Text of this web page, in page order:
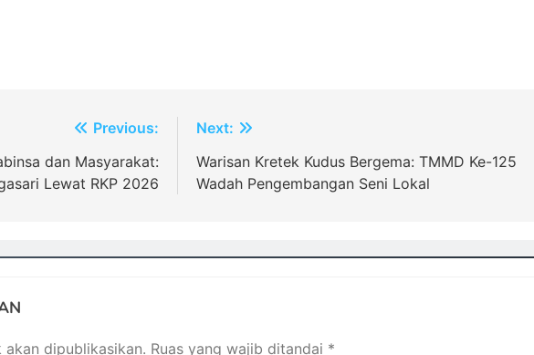
Previous:
dan Masyarakat:
Lewat RKP 2026
Next:
Warisan Kretek Kudus Bergema: TMMD Ke-125
Wadah Pengembangan Seni Lokal
dipublikasikan. Ruas yang wajib ditandai *